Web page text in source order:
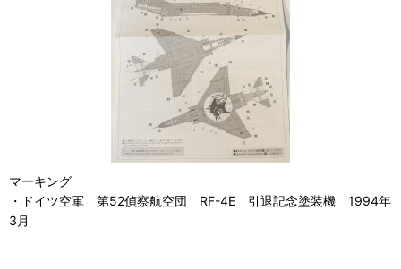
マーキング
・ドイツ空軍 第52偵察航空団 RF-4E 引退記念塗装機 1994年
3月